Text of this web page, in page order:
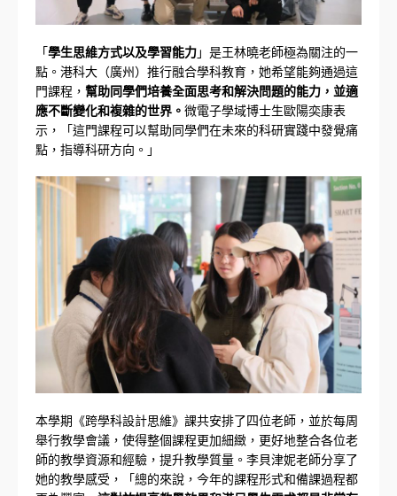
「學生思維方式以及學習能力」是王林曉老師極為關注的一
點。港科大（廣州）推行融合學科教育，她希望能夠通過這
門課程， 幫助同學們培養全面思考和解決問題的能力，並適
應不斷變化和複雜的世界。 微電子學域博士生歐陽奕康表
示，「這門課程可以幫助同學們在未來的科研實踐中發覺痛
點，指導科研方向。」
本學期《跨學科設計思維》課共安排了四位老師，並於每周
舉行教學會議，使得整個課程更加細緻，更好地整合各位老
師的教學資源和經驗，提升教學質量。李貝津妮老師分享了
她的教學感受，「總的來說，今年的課程形式和備課過程都